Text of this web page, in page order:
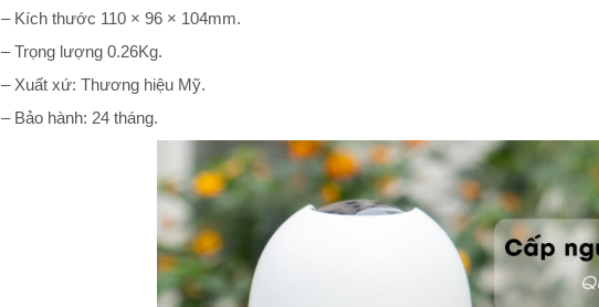
– Kích thước 110 × 96 × 104mm.
– Trọng lượng 0.26Kg.
– Xuất xứ: Thương hiệu Mỹ.
– Bảo hành: 24 tháng.